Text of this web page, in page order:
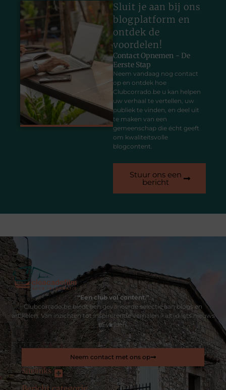
Sluit je aan bij ons
blogplatform en
ontdek de
voordelen!
Contact Opnemen - De
Eerste Stap
Neem vandaag nog contact
op en ontdek hoe
Clubcorrado.be u kan helpen
uw verhaal te vertellen, uw
publiek te vinden, en deel uit
te maken van een
gemeenschap die écht geeft
om kwaliteitsvolle
blogcontent.
Stuur ons een
bericht
“Een club vol content.”
Clubcorrado.be biedt een gevarieerde selectie aan blogs en
artikelen. Van inzichten tot inspirerende verhalen – altijd iets nieuws
te vinden.
Sitelinks
Neem contact met ons op